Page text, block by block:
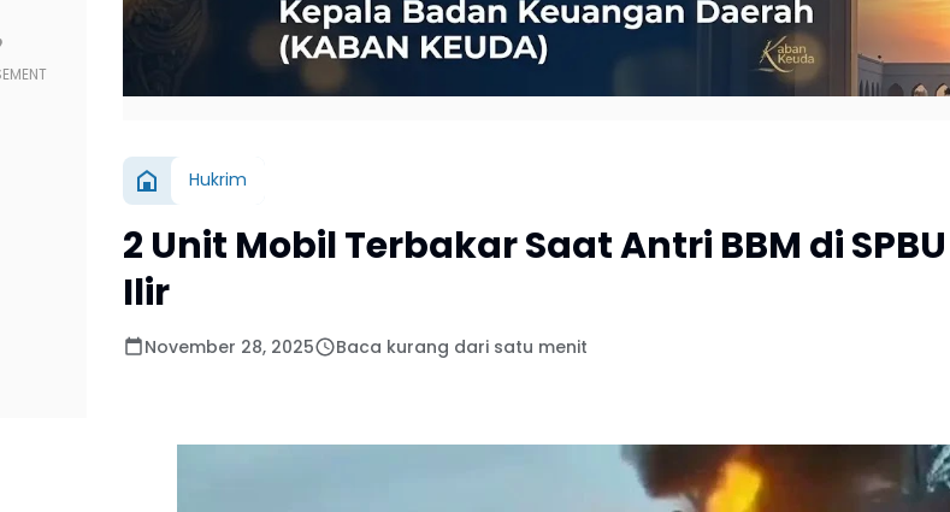
Hukrim
2 Unit Mobil Terbakar Saat Antri BBM di
Ilir
November 28, 2025 Baca kurang dari satu menit